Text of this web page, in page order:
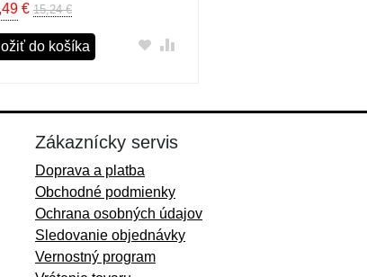
€ 15,24 €
do košíka
Zákaznícky servis
Doprava a platba
Obchodné podmienky
Ochrana osobných údajov
Sledovanie objednávky
Vernostný program